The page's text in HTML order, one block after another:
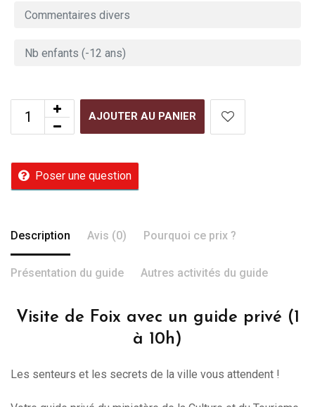
AJOUTER AU PANIER
Poser une question
Description Avis (0) Pourquoi ce prix ?
Présentation du guide Autres activités du guide
Visite de Foix avec un guide privé (1
à 10h)
Les senteurs et les secrets de la ville vous attendent !